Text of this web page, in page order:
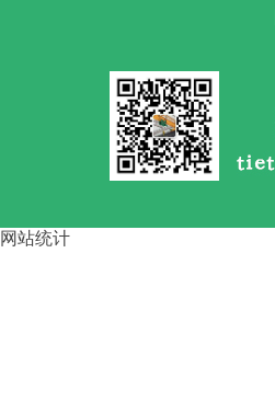
广东惠州架桥机 加长跨径主梁
对
网站统计